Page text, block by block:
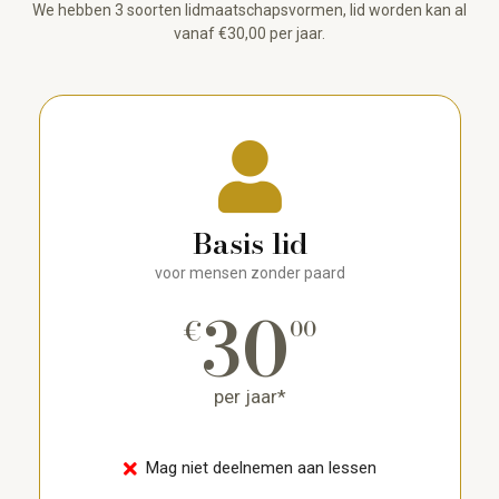
We hebben 3 soorten lidmaatschapsvormen, lid worden kan al
vanaf €30,00 per jaar.
Basis lid
voor mensen zonder paard
€3000
per jaar*
Mag niet deelnemen aan lessen